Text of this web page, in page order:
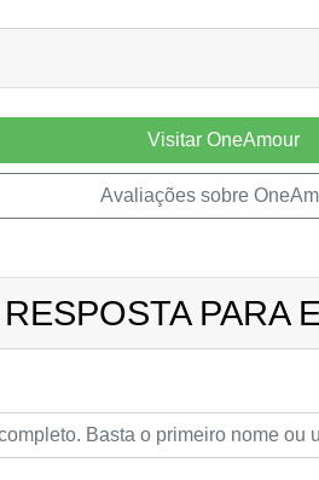
Visitar OneAmour
Avaliações sobre
PARA